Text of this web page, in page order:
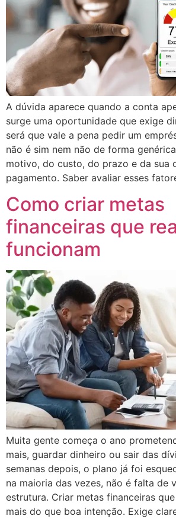
A dúvida aparece quando a conta
surge uma oportunidade que exige
será que vale a pena pedir um
não é sim nem não de forma
motivo, do custo, do prazo e da sua
pagamento. Saber avaliar esses
Como criar metas
financeiras que
funcionam
Muita gente começa o ano
mais, guardar dinheiro ou sair das
semanas depois, o plano já foi
na maioria das vezes, não é falta de
estrutura. Criar metas financeiras
mais do que boa intenção. Exige